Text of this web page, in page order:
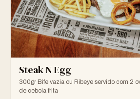
Steak N Egg
300gr Bife vazia ou Ribeye servido com 2
de cebola frita